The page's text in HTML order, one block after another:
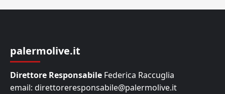
palermolive.it
Direttore Responsabile Federica Raccuglia
email: direttoreresponsabile@palermolive.it